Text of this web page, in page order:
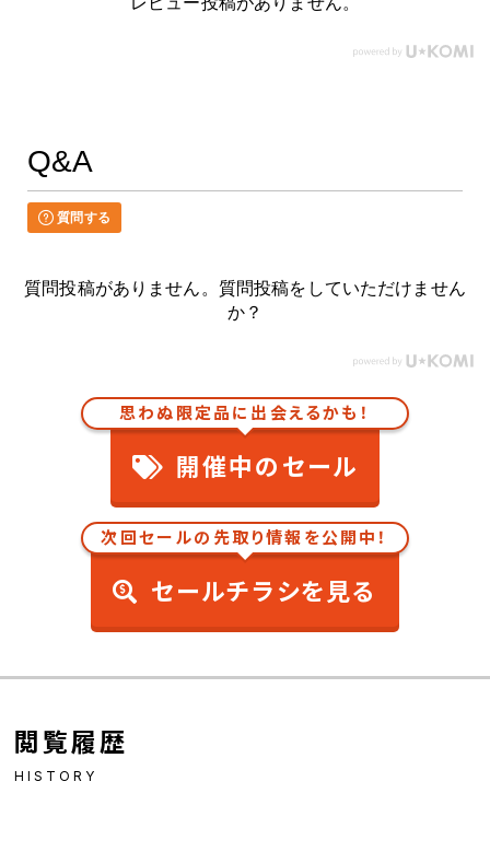
Q&A
質問する
質問投稿がありません。質問投稿をしていただけません
か？
思わぬ限定品に出会えるかも！
開催中のセール
次回セールの先取り情報を公開中！
セールチラシを見る
閲覧履歴
HISTORY